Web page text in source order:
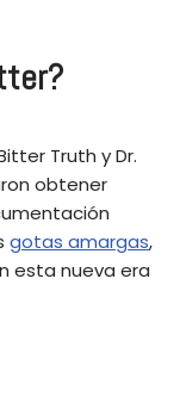
Truth y Dr.
obtener
gotas amargas,
esta nueva era